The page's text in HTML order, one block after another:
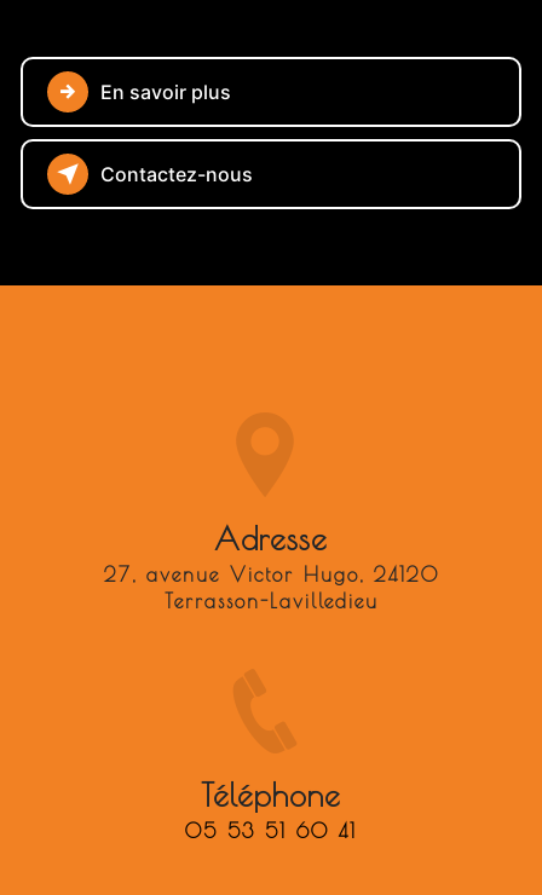
En savoir plus
Contactez-nous
Adresse
27, avenue Victor Hugo, 24120
Terrasson-Lavilledieu
Téléphone
05 53 51 60 41